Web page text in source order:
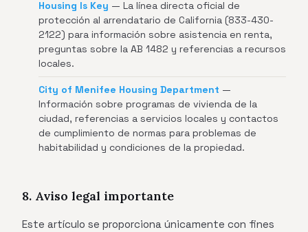
Housing Is Key — La línea directa oficial de
protección al arrendatario de California (833-430-
2122) para información sobre asistencia en renta,
preguntas sobre la AB 1482 y referencias a recursos
locales.
City of Menifee Housing Department —
Información sobre programas de vivienda de la
ciudad, referencias a servicios locales y contactos
de cumplimiento de normas para problemas de
habitabilidad y condiciones de la propiedad.
8. Aviso legal importante
Este artículo se proporciona únicamente con fines